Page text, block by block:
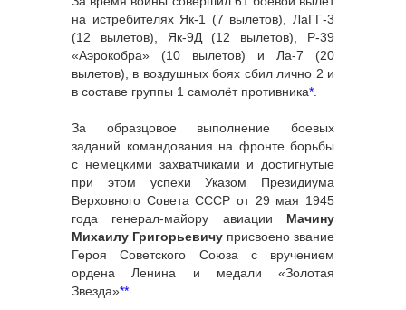
на истребителях Як-1 (7 вылетов), ЛаГГ-3
(12 вылетов), Як-9Д (12 вылетов), Р-39
«Аэрокобра» (10 вылетов) и Ла-7 (20
вылетов), в воздушных боях сбил лично 2 и
в составе группы 1 самолёт противника*.
За образцовое выполнение боевых
заданий командования на фронте борьбы
с немецкими захватчиками и достигнутые
при этом успехи Указом Президиума
Верховного Совета СССР от 29 мая 1945
года генерал-майору авиации Мачину
Михаилу Григорьевичу присвоено звание
Героя Советского Союза с вручением
ордена Ленина и медали «Золотая
Звезда»**.